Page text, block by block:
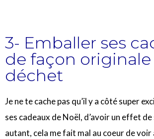
3- Emballer ses
de façon originale
déchet
Je ne te cache pas qu’il y a côté super
ses cadeaux de Noël, d’avoir un effet
autant, cela me fait mal au coeur de